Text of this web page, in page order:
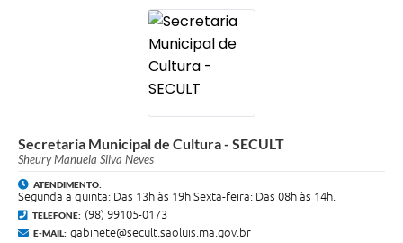
Secretaria Municipal de Cultura - SECULT
Sheury Manuela Silva Neves
ATENDIMENTO:
Segunda a quinta: Das 13h às 19h Sexta-feira: Das 08h às 14h.
TELEFONE: (98) 99105-0173
E-MAIL: gabinete@secult.saoluis.ma.gov.br